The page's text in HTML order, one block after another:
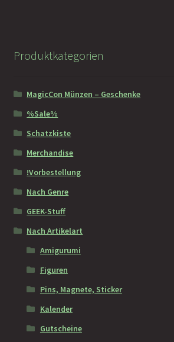
Produktkategorien
MagicCon Münzen – Geschenke
%Sale%
Schatzkiste
Merchandise
!Vorbestellung
Nach Genre
GEEK-Stuff
Nach Artikelart
Amigurumi
Figuren
Pins, Magnete, Sticker
Kalender
Gutscheine